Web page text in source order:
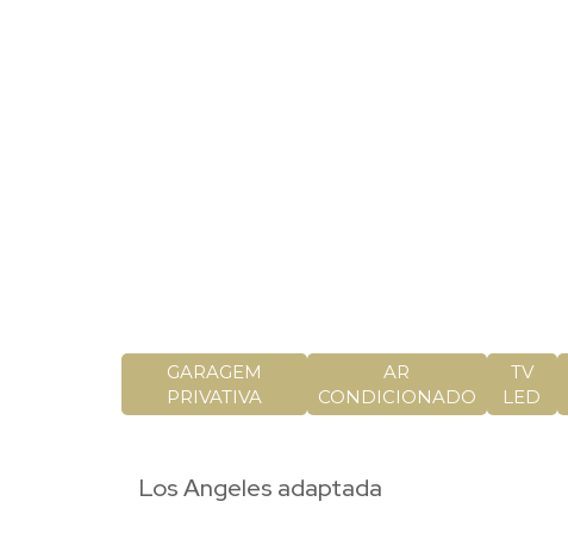
GARAGEM
PRIVATIVA
AR
CONDICIONADO
TV
LED
Los Angeles adaptada